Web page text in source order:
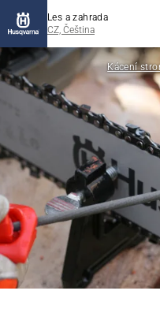
Les a zahrada
CZ, Čeština
Kácení